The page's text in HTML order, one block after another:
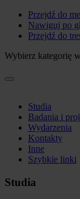
Przejdź do
Nawiguj po
Przejdź do
Wybierz kategorię
Studia
Badania i
Wydarzenia
Kontakty
Inne
Szybkie linki
Studia